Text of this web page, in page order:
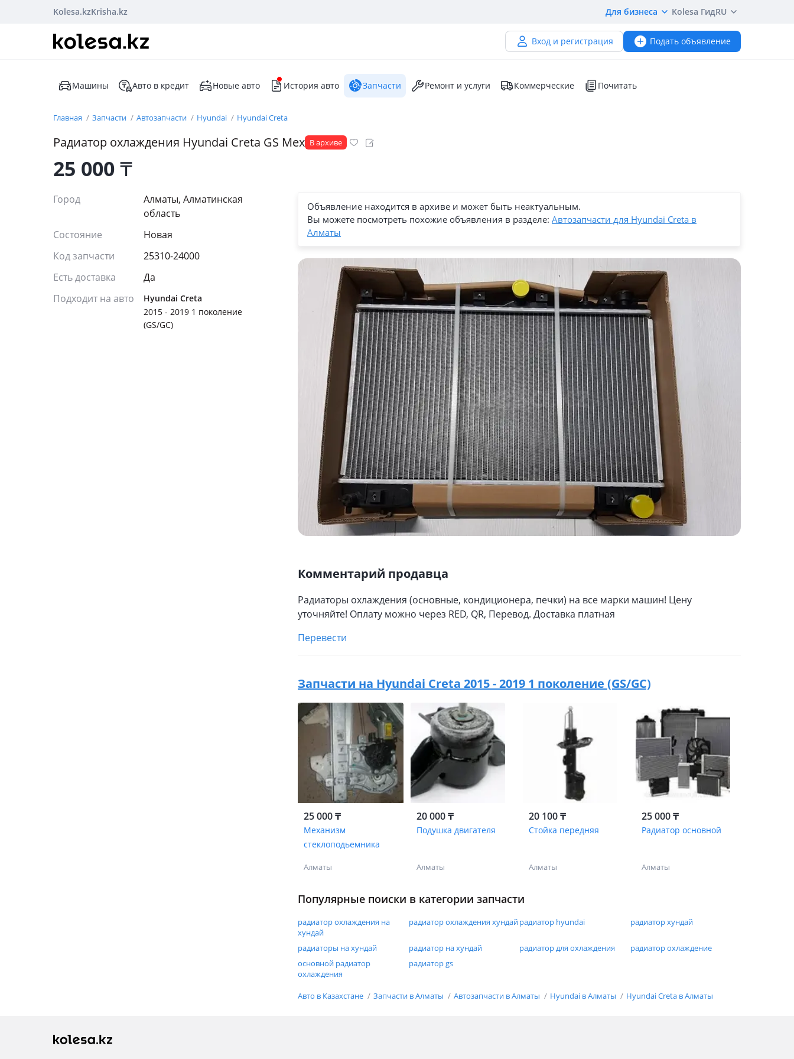
Kolesa.kzKrisha.kz Для бизнеса Kolesa ГидRU
Вход и регистрация Подать объявление
Машины Авто в кредит Новые авто История авто Запчасти Ремонт и услуги Коммерческие Почитать
Главная Запчасти Автозапчасти Hyundai Hyundai Creta
Радиатор охлаждения Hyundai Creta GS Мех В архиве
25 000₸
Город
Алматы, Алматинская
область
Состояние
Новая
Код запчасти
25310-24000
Есть доставка
Да
Подходит на авто
Hyundai Creta
2015 - 2019 1 поколение
(GS/GC)
Объявление находится в архиве и может быть неактуальным.
Вы можете посмотреть похожие объявления в разделе: Автозапчасти для Hyundai Creta в
Алматы
Комментарий продавца
Радиаторы охлаждения (основные, кондиционера, печки) на все марки машин! Цену
уточняйте! Оплату можно через RED, QR, Перевод. Доставка платная
Перевести
Запчасти на Hyundai Creta 2015 - 2019 1 поколение (GS/GC)
25 000 ₸
Механизм
стеклоподьемника
Алматы
20 000 ₸
Подушка двигателя
Алматы
20 100 ₸
Стойка передняя
Алматы
25 000 ₸
Радиатор основной
Алматы
Популярные поиски в категории запчасти
радиатор охлаждения на
хундай
радиатор охлаждения хундайрадиатор hyundai радиатор хундай
радиаторы на хундай радиатор на хундай радиатор для охлаждения
радиатор охлаждение
основной радиатор
охлаждения
радиатор gs
Авто в Казахстане Запчасти в Алматы Автозапчасти в Алматы Hyundai в Алматы Hyundai Creta в Алматы